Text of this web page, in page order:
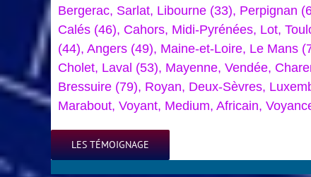
Bergerac, Sarlat, Libourne (33), Perpignan
Calés (46), Cahors, Midi-Pyrénées, Lot,
(44), Angers (49), Maine-et-Loire, Le Mans
Cholet, Laval (53), Mayenne, Vendée,
Bressuire (79), Royan, Deux-Sèvres,
Marabout, Voyant, Medium, Africain,
LES TÉMOIGNAGE